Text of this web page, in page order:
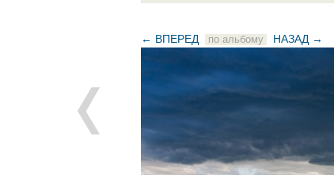
← ВПЕРЕД по альбому НАЗАД →